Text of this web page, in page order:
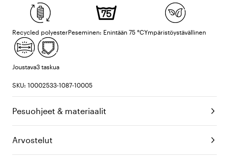
Recycled polyesterPeseminen: Enintään 75 °CYmpäristöystävällinen
Joustava3 taskua
SKU: 10002533-1087-10005
Pesuohjeet & materiaalit
Arvostelut